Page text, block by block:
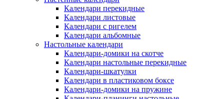
Календари перекидные
Календари листовые
Календари с ригелем
Календари альбомные
Настольные календари
Календари-домики на скотче
Календари настольные перекидные
Календари-шкатулки
Календари в пластиковом боксе
Календари-домики на пружине